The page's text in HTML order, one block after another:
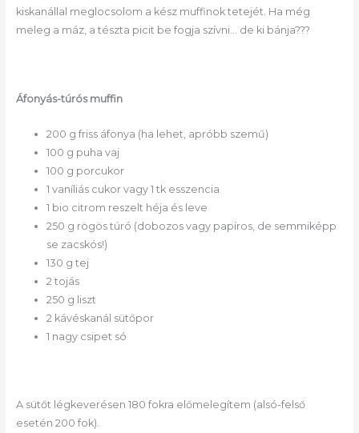
kiskanállal meglocsolom a kész muffinok tetejét. Ha még
meleg a máz, a tészta picit be fogja szívni… de ki bánja???
Áfonyás-túrós muffin
200 g friss áfonya (ha lehet, apróbb szemű)
100 g puha vaj
100 g porcukor
1 vaníliás cukor vagy 1 tk esszencia
1 bio citrom reszelt héja és leve
250 g rögös túró (dobozos vagy papíros, de semmiképp
se zacskós!)
130 g tej
2 tojás
250 g liszt
2 kávéskanál sütőpor
1 nagy csipet só
A sütőt légkeverésen 180 fokra előmelegítem (alsó-felső
esetén 200 fok).